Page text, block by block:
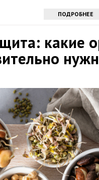
ПОДРОБНЕЕ
какие